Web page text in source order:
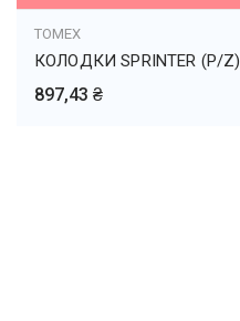
TOMEX
КОЛОДКИ SPRINTER (P/Z)
897,43 ₴